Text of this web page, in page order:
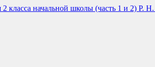
начальной школы (часть 1 и 2) Р. Н.